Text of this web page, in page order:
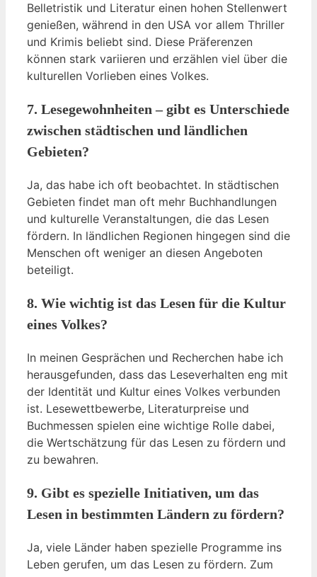
Belletristik und Literatur einen hohen Stellenwert
genießen, während in den USA vor allem Thriller
und Krimis beliebt sind. Diese Präferenzen
können stark variieren und erzählen viel über die
kulturellen Vorlieben eines Volkes.
7. Lesegewohnheiten – gibt es Unterschiede
zwischen städtischen und ländlichen
Gebieten?
Ja, das habe ich oft beobachtet. In städtischen
Gebieten findet man oft mehr Buchhandlungen
und kulturelle Veranstaltungen, die das Lesen
fördern. In ländlichen Regionen hingegen sind die
Menschen oft weniger an diesen Angeboten
beteiligt.
8. Wie wichtig ist das Lesen für die Kultur
eines Volkes?
In meinen Gesprächen und Recherchen habe ich
herausgefunden, dass das Leseverhalten eng mit
der Identität und Kultur eines Volkes verbunden
ist. Lesewettbewerbe, Literaturpreise und
Buchmessen spielen eine wichtige Rolle dabei,
die Wertschätzung für das Lesen zu fördern und
zu bewahren.
9. Gibt es spezielle Initiativen, um das
Lesen in bestimmten Ländern zu fördern?
Ja, viele Länder haben spezielle Programme ins
Leben gerufen, um das Lesen zu fördern. Zum